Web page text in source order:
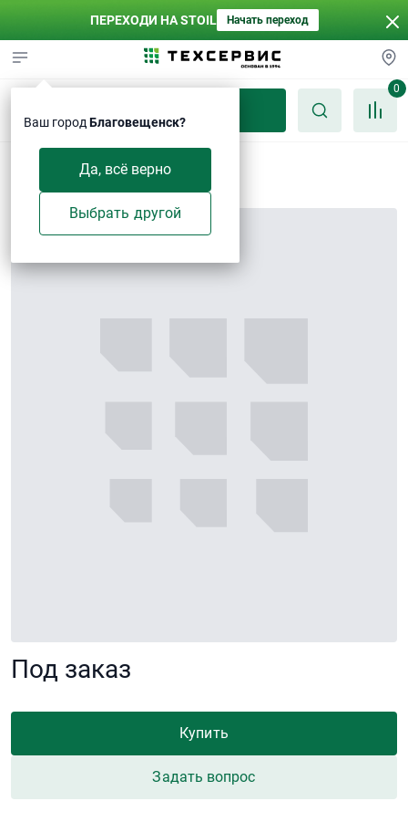
ПЕРЕХОДИ НА STOIL Начать переход
Ваш город Благовещенск?
Да, всё верно
Выбрать другой
0
Под заказ
Купить
Задать вопрос